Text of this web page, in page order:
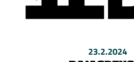
23.2.2024